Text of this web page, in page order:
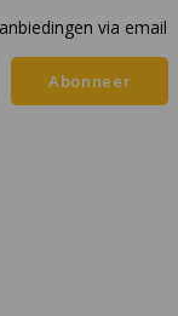
via email
Abonneer